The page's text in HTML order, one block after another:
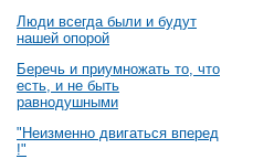
Люди всегда были и будут
нашей опорой
Беречь и приумножать то, что
есть, и не быть
равнодушными
"Неизменно двигаться вперед
!"